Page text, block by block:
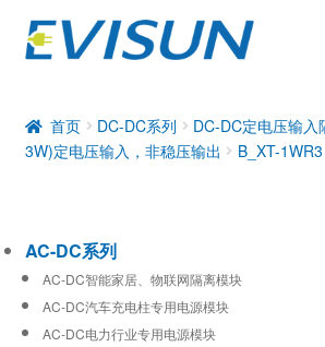
DC-DC系列
工业通信模块
首页 DC-DC系列 DC-DC定电压输入
3W)定电压输入，非稳压输出
B_XT-1WR3
AC-DC系列
AC-DC智能家居、物联网隔离模块
AC-DC汽车充电柱专用电源模块
AC-DC电力行业专用电源模块